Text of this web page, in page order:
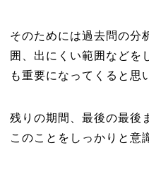
そのためには過去問の分
囲、出にくい範囲などを
も重要になってくると思
残りの期間、最後の最後
このことをしっかりと意